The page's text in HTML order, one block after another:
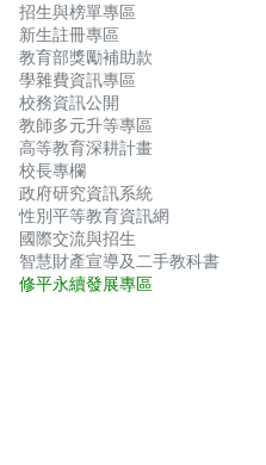
招生與榜單專區
新生註冊專區
教育部獎勵補助款
學雜費資訊專區
校務資訊公開
教師多元升等專區
高等教育深耕計畫
校長專欄
政府研究資訊系統
性別平等教育資訊網
國際交流與招生
智慧財產宣導及二手教科書
修平永續發展專區